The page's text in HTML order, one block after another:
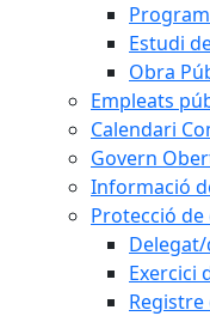
Estudi
Obra
Empleats
Calendari
Govern
Informació
Protecció
Exercici